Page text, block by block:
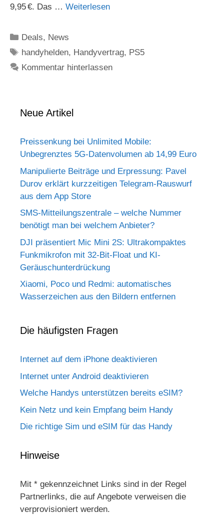
9,95 €. Das … Weiterlesen
Kategorien
Deals, News
Schlagwörter
handyhelden, Handyvertrag, PS5
Kommentar hinterlassen
Neue Artikel
Preissenkung bei Unlimited Mobile:
Unbegrenztes 5G-Datenvolumen ab 14,99 Euro
Manipulierte Beiträge und Erpressung: Pavel
Durov erklärt kurzzeitigen Telegram-Rauswurf
aus dem App Store
SMS-Mitteilungszentrale – welche Nummer
benötigt man bei welchem Anbieter?
DJI präsentiert Mic Mini 2S: Ultrakompaktes
Funkmikrofon mit 32-Bit-Float und KI-
Geräuschunterdrückung
Xiaomi, Poco und Redmi: automatisches
Wasserzeichen aus den Bildern entfernen
Die häufigsten Fragen
Internet auf dem iPhone deaktivieren
Internet unter Android deaktivieren
Welche Handys unterstützen bereits eSIM?
Kein Netz und kein Empfang beim Handy
Die richtige Sim und eSIM für das Handy
Hinweise
Mit * gekennzeichnet Links sind in der Regel
Partnerlinks, die auf Angebote verweisen die
verprovisioniert werden.